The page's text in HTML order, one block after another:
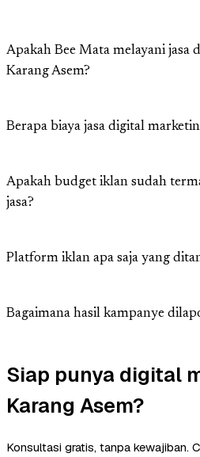
Apakah Bee Mata melayani jasa
Karang Asem?
Berapa biaya jasa digital
Apakah budget iklan sudah
jasa?
Platform iklan apa saja yang
Bagaimana hasil kampanye
Siap punya digital
Karang Asem?
Konsultasi gratis, tanpa kewajiban.